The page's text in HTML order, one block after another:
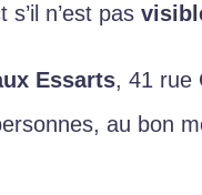
s’il n’est pas
Essarts, 41 rue
au bon